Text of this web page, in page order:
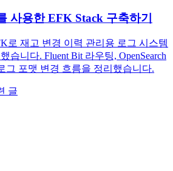
사용한 EFK Stack 구축하기
로 재고 변경 이력 관리용 로그 시스템
습니다. Fluent Bit 라우팅, OpenSearch
그 포맷 변경 흐름을 정리했습니다.
글